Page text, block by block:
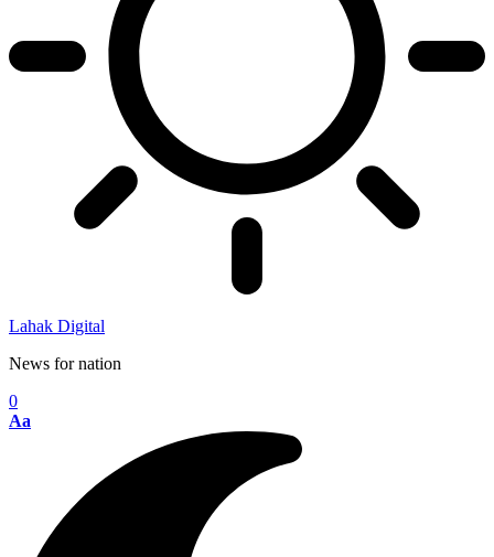
Lahak Digital
News for nation
0
Aa